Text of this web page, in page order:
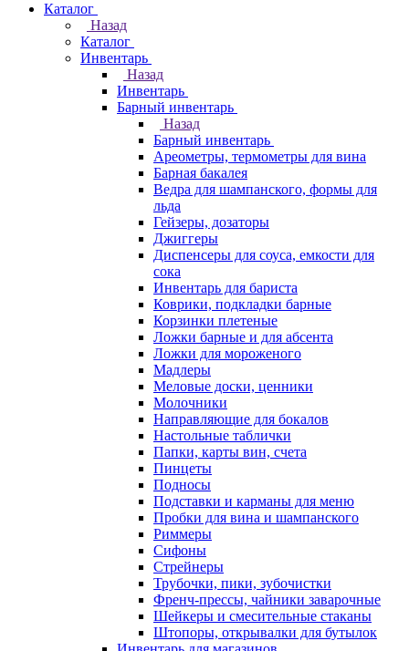
Каталог
Назад
Каталог
Инвентарь
Назад
Инвентарь
Барный инвентарь
Назад
Барный инвентарь
Ареометры, термометры для вина
Барная бакалея
Ведра для шампанского, формы для
льда
Гейзеры, дозаторы
Джиггеры
Диспенсеры для соуса, емкости для
сока
Инвентарь для бариста
Коврики, подкладки барные
Корзинки плетеные
Ложки барные и для абсента
Ложки для мороженого
Мадлеры
Меловые доски, ценники
Молочники
Направляющие для бокалов
Настольные таблички
Папки, карты вин, счета
Пинцеты
Подносы
Подставки и карманы для меню
Пробки для вина и шампанского
Риммеры
Сифоны
Стрейнеры
Трубочки, пики, зубочистки
Френч-прессы, чайники заварочные
Шейкеры и смесительные стаканы
Штопоры, открывалки для бутылок